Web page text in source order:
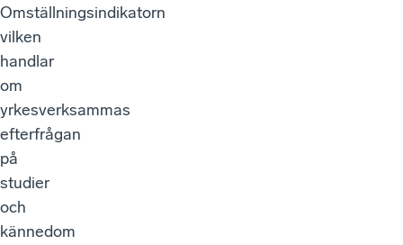
Omställningsindikatorn
vilken
handlar
om
yrkesverksammas
efterfrågan
på
studier
och
kännedom